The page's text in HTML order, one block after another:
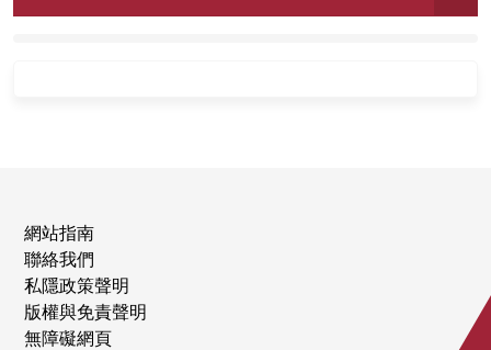
網站指南
聯絡我們
私隱政策聲明
版權與免責聲明
無障礙網頁